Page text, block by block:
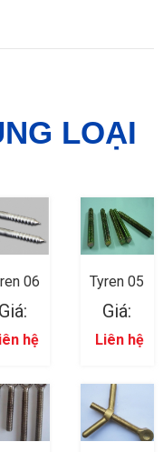
LOẠI
06
Giá:
hệ
Tyren 05
Giá:
Liên hệ